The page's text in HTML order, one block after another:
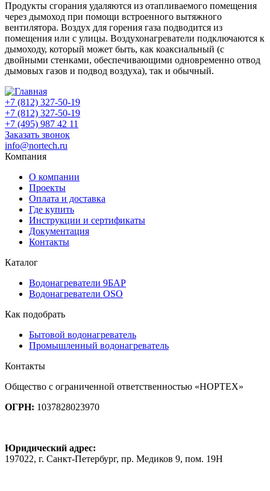
Продукты сгорания удаляются из отапливаемого помещения
через дымоход при помощи встроенного вытяжного
вентилятора. Воздух для горения газа подводится из
помещения или с улицы. Воздухонагреватели подключаются к
дымоходу, который может быть, как коаксиальный (с
двойными стенками, обеспечивающими одновременно отвод
дымовых газов и подвод воздуха), так и обычный.
+7 (812) 327-50-19
+7 (812) 327-50-19
+7 (495) 987 42 11
Заказать звонок
info@nortech.ru
Компания
О компании
Проекты
Оплата и доставка
Где купить
Инструкции и сертификаты
Документация
Контакты
Каталог
Водонагреватели 9БАР
Водонагреватели OSO
Как подобрать
Бытовой водонагреватель
Промышленный водонагреватель
Контакты
Общество с ограниченной ответственностью «НОРТЕХ»
ОГРН: 1037828023970
Юридический адрес:
197022, г. Санкт-Петербург, пр. Медиков 9, пом. 19Н